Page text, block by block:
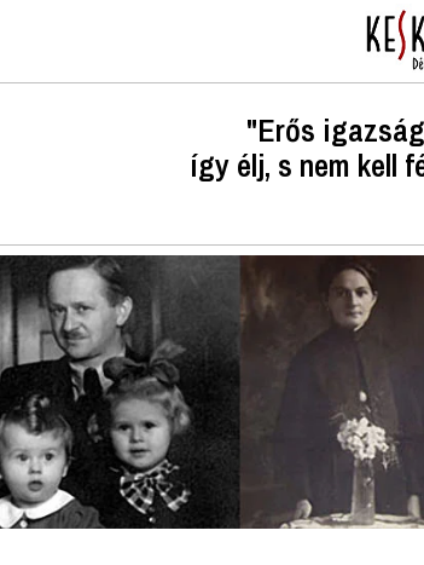
"Erős
így élj, s nem kell